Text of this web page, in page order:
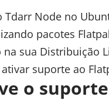
Tdarr Node no
pacotes
sua Distribuição
suporte ao
o